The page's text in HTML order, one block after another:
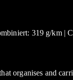
319 g/km |
organises and